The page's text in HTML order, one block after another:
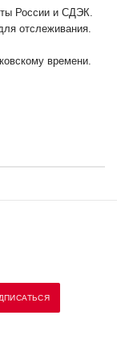
России и СДЭК.
отслеживания.
времени.